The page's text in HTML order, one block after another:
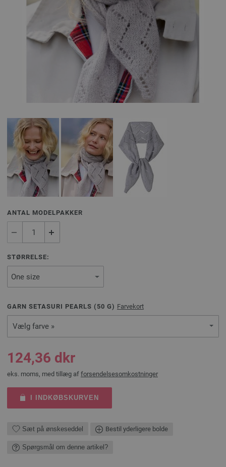
ANTAL MODELPAKKER
STØRRELSE:
GARN SETASURI PEARLS ( 50 G) Farvekort
Vælg farve »
124,36 dkr
eks. moms, med tillæg af forsendelsesomkostninger
I INDKØBSKURVEN
Sæt på ønskeseddel Bestil yderligere bolde
Spørgsmål om denne artikel?